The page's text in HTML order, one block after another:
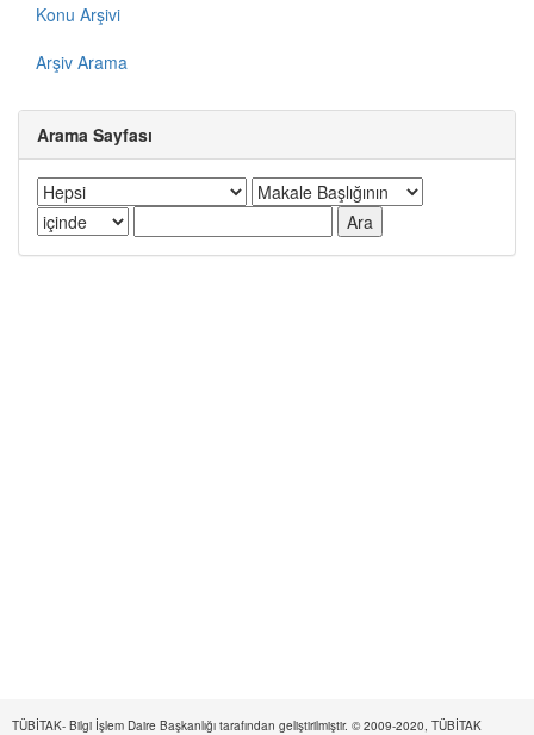
Konu Arşivi
Arşiv Arama
Arama Sayfası
TÜBİTAK- Bilgi İşlem Daire Başkanlığı tarafından geliştirilmiştir. © 2009-2020, TÜBİTAK